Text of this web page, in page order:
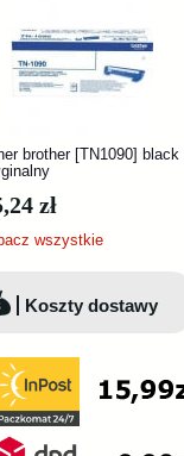
brother [TN1090] black
zł
wszystkie
Koszty dostawy